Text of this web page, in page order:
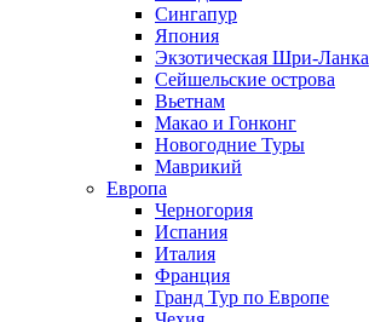
Сингапур
Япония
Экзотическая Шри-Ланка
Сейшельские острова
Вьетнам
Макао и Гонконг
Новогодние Туры
Маврикий
Европа
Черногория
Испания
Италия
Франция
Гранд Тур по Европе